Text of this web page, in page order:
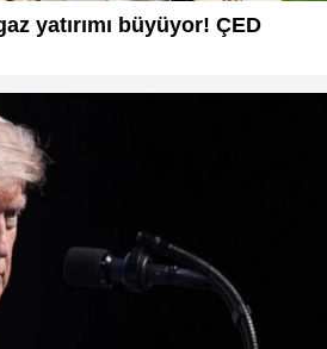
yatırımı büyüyor! ÇED